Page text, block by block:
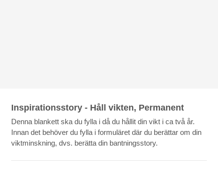
Inspirationsstory - Håll vikten, Permanent
Denna blankett ska du fylla i då du hållit din vikt i ca två år.
Innan det behöver du fylla i formuläret där du berättar om din
viktminskning, dvs. berätta din bantningsstory.